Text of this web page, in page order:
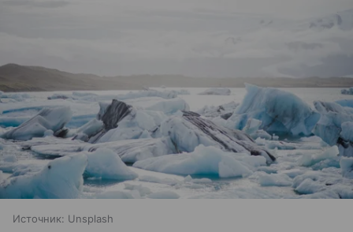
Источник: Unsplash